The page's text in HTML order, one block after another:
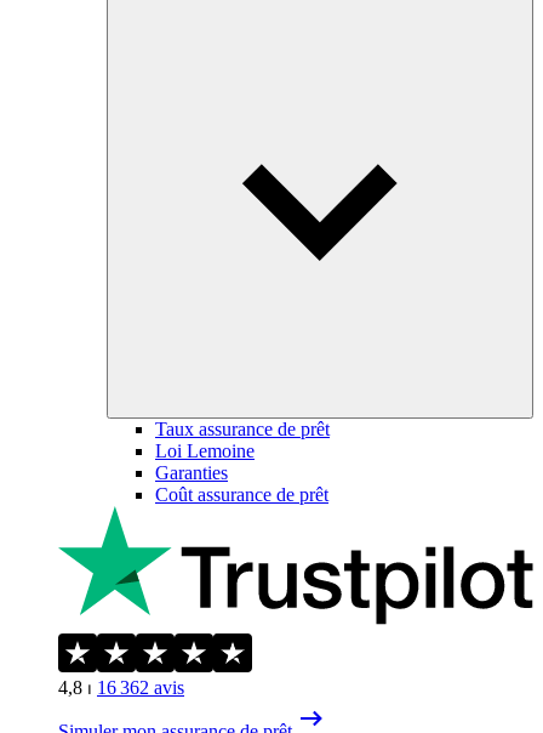
Taux assurance de prêt
Loi Lemoine
Garanties
Coût assurance de prêt
4,8 ⏐ 16 362 avis